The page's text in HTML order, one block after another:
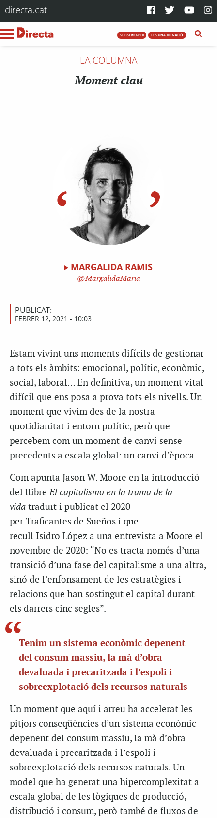
directa.cat
SUBSCRIU-T'HI FES UNA DONACIÓ
LA COLUMNA
Moment clau
MARGALIDA RAMIS
MargalidaMaria
PUBLICAT:
FEBRER 12, 2021 - 10:03
Estam vivint uns moments difícils de gestionar
a tots els àmbits: emocional, polític, econòmic,
social, laboral… En definitiva, un moment vital
difícil que ens posa a prova tots els nivells. Un
moment que vivim des de la nostra
quotidianitat i entorn polític, però que
percebem com un moment de canvi sense
precedents a escala global: un canvi d’època.
Com apunta Jason W. Moore en la introducció
del llibreEl capitalismo en la trama de la
vida traduït i publicat el 2020
per Traficantes de Sueños i que
recull Isidro López a una entrevista a Moore el
novembre de 2020: “No es tracta només d’una
transició d’una fase del capitalisme a una altra,
sinó de l’enfonsament de les estratègies i
relacions que han sostingut el capital durant
els darrers cinc segles”.
Tenim un sistema econòmic depenent
del consum massiu, la mà d’obra
devaluada i precaritzada i l’espoli i
sobreexplotació dels recursos naturals
Un moment que aquí i arreu ha accelerat les
pitjors conseqüències d’un sistema econòmic
depenent del consum massiu, la mà d’obra
devaluada i precaritzada i l’espoli i
sobreexplotació dels recursos naturals. Un
model que ha generat una hipercomplexitat a
escala global de les lògiques de producció,
distribució i consum, però també de fluxos de